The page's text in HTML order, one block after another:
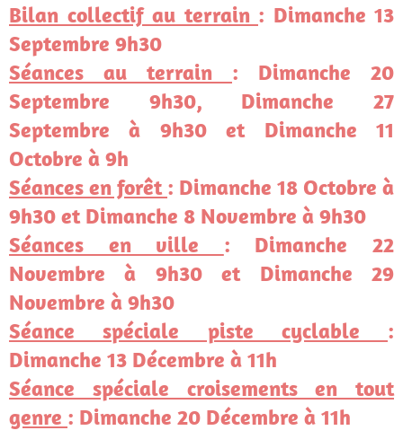
Bilan collectif au terrain : Dimanche 13
Septembre 9h30
Séances au terrain : Dimanche 20
Septembre 9h30, Dimanche 27
Septembre à 9h30 et Dimanche 11
Octobre à 9h
Séances en forêt : Dimanche 18 Octobre à
9h30 et Dimanche 8 Novembre à 9h30
Séances en ville : Dimanche 22
Novembre à 9h30 et Dimanche 29
Novembre à 9h30
Séance spéciale piste cyclable :
Dimanche 13 Décembre à 11h
Séance spéciale croisements en tout
genre : Dimanche 20 Décembre à 11h